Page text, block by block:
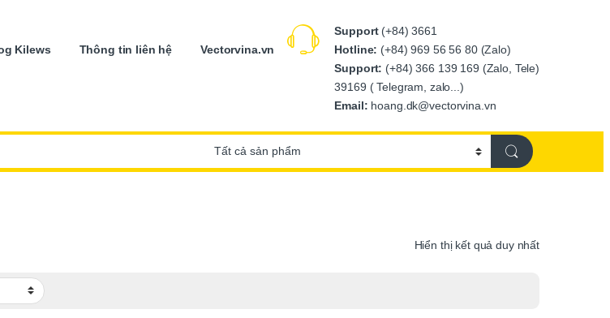
Kilews Thông tin liên hệ Vectorvina.vn
Support(+84) 3661
Hotline: (+84) 969 56 56 80 (Zalo)
Support: (+84) 366 139 169 (Zalo, Tele)
39169 ( Telegram, zalo...)
Email: hoang.dk@vectorvina.vn
Hiển thị kết quả duy nhất